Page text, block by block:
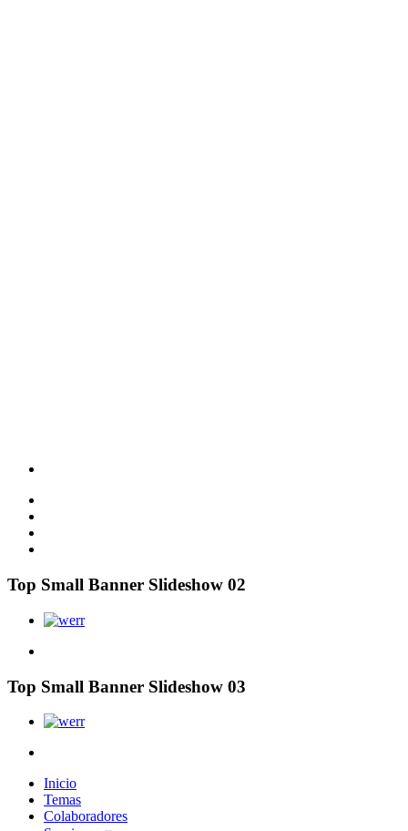
Top Small Banner Slideshow 02
Top Small Banner Slideshow 03
Inicio
Temas
Colaboradores